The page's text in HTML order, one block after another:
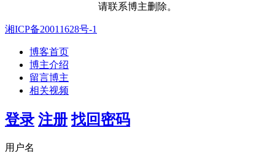
请联系博主删除。
湘ICP备20011628号-1
博客首页
博主介绍
留言博主
相关视频
登录 注册 找回密码
用户名